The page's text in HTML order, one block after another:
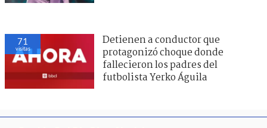
71
visitas
Detienen a conductor que
protagonizó choque donde
fallecieron los padres del
futbolista Yerko Águila